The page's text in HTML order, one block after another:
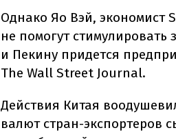
Однако Яо Вэй, экономист
не помогут
и Пекину придется
The Wall Street Journal.
Действия Китая
валют стран-экспортеров